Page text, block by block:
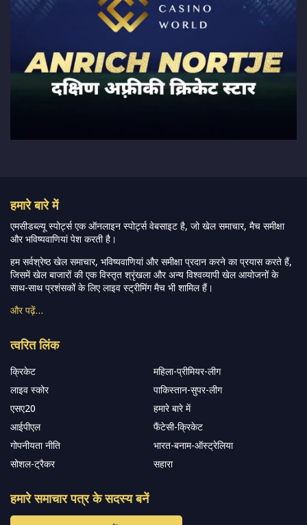
हमारे बारे में
एमसीडब्ल्यू स्पोर्ट्स एक ऑनलाइन स्पोर्ट्स वेबसाइट है, जो खेल समाचार, मैच समीक्षा
और भविष्यवाणियां पेश करती है।
हम सर्वश्रेष्ठ खेल समाचार, भविष्यवाणियां और समीक्षा प्रदान करने का प्रयास करते हैं,
जिसमें खेल बाजारों की एक विस्तृत श्रृंखला और अन्य विश्वव्यापी खेल आयोजनों के
साथ-साथ प्रशंसकों के लिए लाइव स्ट्रीमिंग मैच भी शामिल हैं।
और पढ़ें…
त्वरित लिंक
क्रिकेट
महिला-प्रीमियर-लीग
लाइव स्कोर
पाकिस्तान-सुपर-लीग
एसए20
हमारे बारे में
आईपीएल
फैंटेसी-क्रिकेट
गोपनीयता नीति
भारत-बनाम-ऑस्ट्रेलिया
सोशल-ट्रैकर
सहारा
हमारे समाचार पत्र के सदस्य बनें